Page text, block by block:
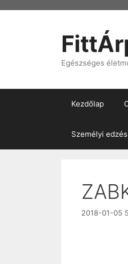
Egészséges
Kezdőlap
Személyi edzés
2018-01-05